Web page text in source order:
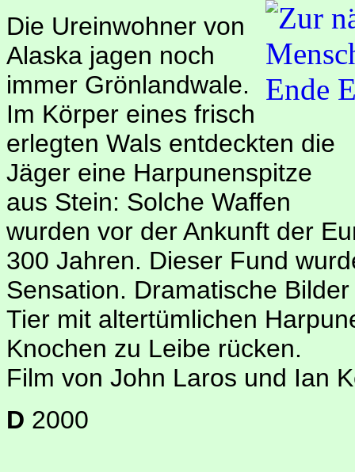
Die Ureinwohner von
Alaska jagen noch
immer Grönlandwale.
Im Körper eines frisch
erlegten Wals entdeckten die
Jäger eine Harpunenspitze
aus Stein: Solche Waffen
wurden vor der Ankunft der
300 Jahren. Dieser Fund
Sensation. Dramatische
Tier mit altertümlichen
Knochen zu Leibe rücken.
Film von John Laros und Ian
D 2000